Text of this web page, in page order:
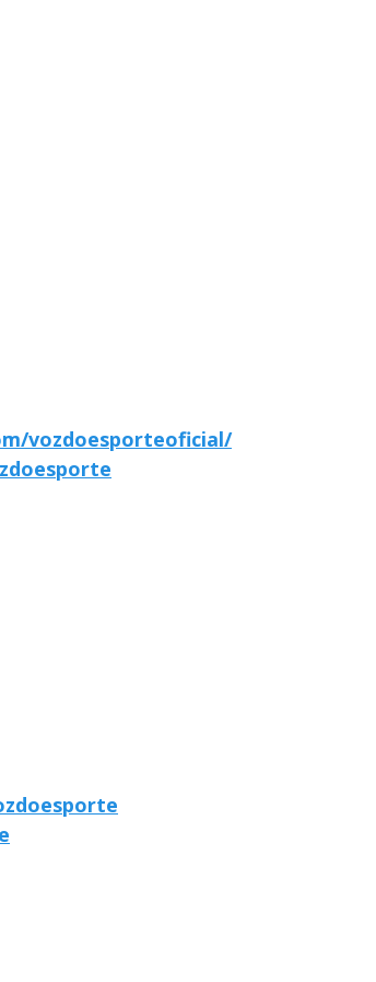
vozdoesporteoficial/